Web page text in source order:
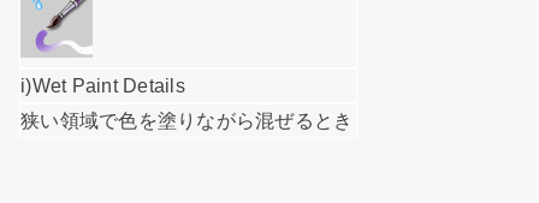
i)Wet Paint Details
狭い領域で色を塗りながら混ぜるとき